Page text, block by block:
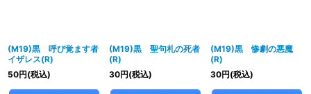
(M19)黒 呼び覚ます者
イザレス(R)
50円(税込)
(M19)黒 聖句札の死者
(R)
30円(税込)
(M19)黒 惨劇の悪魔
(R)
30円(税込)